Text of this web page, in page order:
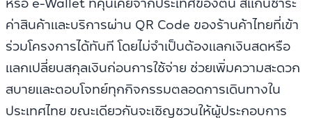
ค่าสินค้าและบริการผ่าน QR Code ของร้านค้าไทยที่เข้า
ร่วมโครงการได้ทันที โดยไม่จำเป็นต้องแลกเงินสดหรือ
แลกเปลี่ยนสกุลเงินก่อนการใช้จ่าย ช่วยเพิ่มความสะดวก
สบายและตอบโจทย์ทุกกิจกรรมตลอดการเดินทางใน
ประเทศไทย ขณะเดียวกันจะเชิญชวนให้ผู้ประกอบการ